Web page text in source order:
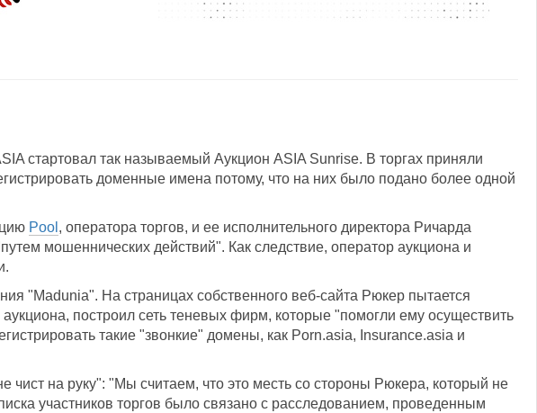
стартовал так называемый Аукцион ASIA Sunrise. В торгах приняли
доменные имена потому, что на них было подано более одной
Pool , оператора торгов, и ее исполнительного директора Ричарда
мошеннических действий". Как следствие, оператор аукциона и
"Madunia". На страницах собственного веб-сайта Рюкер пытается
построил сеть теневых фирм, которые "помогли ему осуществить
такие "звонкие" домены, как Porn.asia, Insurance.asia и
чист на руку": "Мы считаем, что это месть со стороны Рюкера, который не
участников торгов было связано с расследованием, проведенным